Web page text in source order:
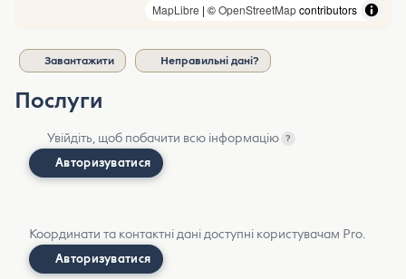
MapLibre | ©OpenStreetMapcontributors
Завантажити Неправильні дані?
Послуги
Увійдіть, щоб побачити всю інформацію ?
Авторизуватися
Координати та контактні дані доступні користувачам Pro.
Авторизуватися